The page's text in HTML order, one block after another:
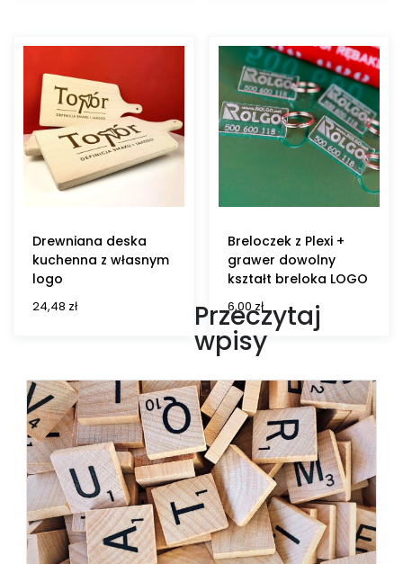
Drewniana deska
kuchenna z własnym
logo
24,48 zł
Breloczek z Plexi +
grawer dowolny
kształt breloka LOGO
6,00zł
Przeczytaj
wpisy